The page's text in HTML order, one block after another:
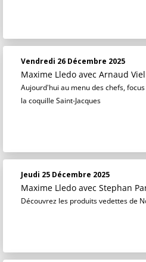
Vendredi 26 Décembre 2025
Maxime Lledo avec Arnaud Viel
Aujourd'hui au menu des chefs,
la coquille Saint-Jacques
Jeudi 25 Décembre 2025
Maxime Lledo avec Stephan
Découvrez les produits vedettes de